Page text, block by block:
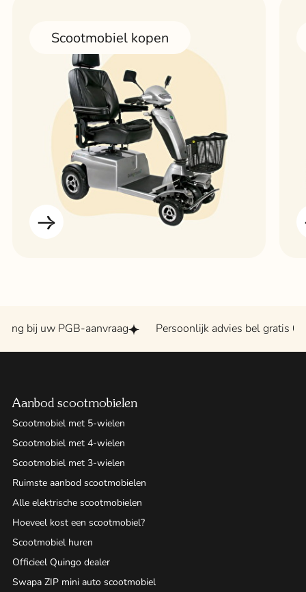
Scootmobiel kopen
PGB-aanvraag Persoonlijk advies bel gratis 0800 -
Aanbod scootmobielen
Scootmobiel met 5-wielen
Scootmobiel met 4-wielen
Scootmobiel met 3-wielen
Ruimste aanbod scootmobielen
Alle elektrische scootmobielen
Hoeveel kost een scootmobiel?
Scootmobiel huren
Officieel Quingo dealer
Swapa ZIP mini auto scootmobiel